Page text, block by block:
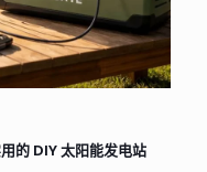
的 DIY 太阳能发电站